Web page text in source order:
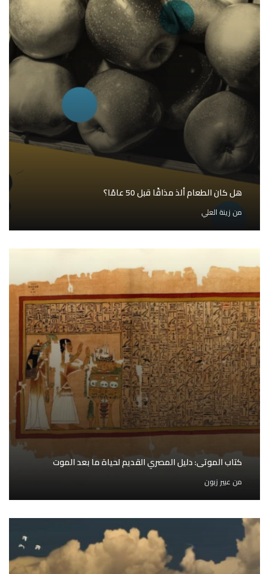
هل كان الطعام ألذ مذاقًا قبل 50 عامًا؟
من زينة العلي
كتاب الموتى: دليل المصري القديم لحياة ما بعد الموت
من عبير زبون